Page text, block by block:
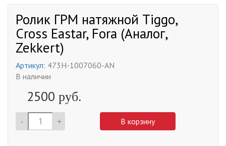
Ролик ГРМ натяжной Tiggo,
Cross Eastar, Fora (Аналог,
Zekkert)
Артикул: 473H-1007060-AN
В наличии
2500 руб.
- + В корзину